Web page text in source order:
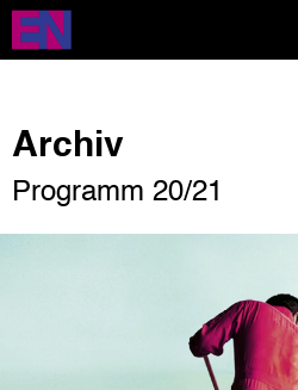
Direkt
zum
Inhalt
Archiv
Programm 20/21